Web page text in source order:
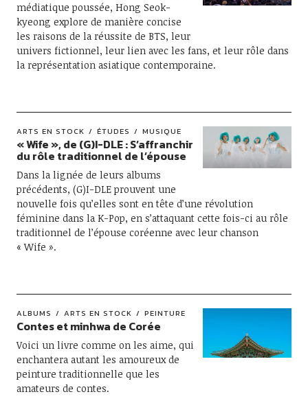
médiatique poussée, Hong Seok-
kyeong explore de manière concise
les raisons de la réussite de BTS, leur
univers fictionnel, leur lien avec les fans, et leur rôle dans
la représentation asiatique contemporaine.
ARTS EN STOCK ÉTUDES MUSIQUE
« Wife », de (G)I-DLE : S’affranchir
du rôle traditionnel de l’épouse
Dans la lignée de leurs albums
précédents, (G)I-DLE prouvent une
nouvelle fois qu’elles sont en tête d’une révolution
féminine dans la K-Pop, en s’attaquant cette fois-ci au rôle
traditionnel de l’épouse coréenne avec leur chanson
« Wife ».
ALBUMS ARTS EN STOCK PEINTURE
Contes et minhwa de Corée
Voici un livre comme on les aime, qui
enchantera autant les amoureux de
peinture traditionnelle que les
amateurs de contes.